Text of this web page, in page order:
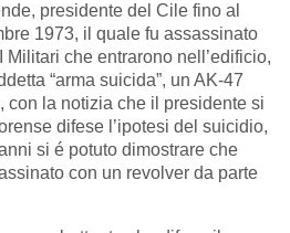
presidente del Cile fino al
1973, il quale fu assassinato
che entrarono nell’edificio,
“arma suicida”, un AK-47
con la notizia che il presidente si
difese l’ipotesi del suicidio,
si é potuto dimostrare che
con un revolver da parte